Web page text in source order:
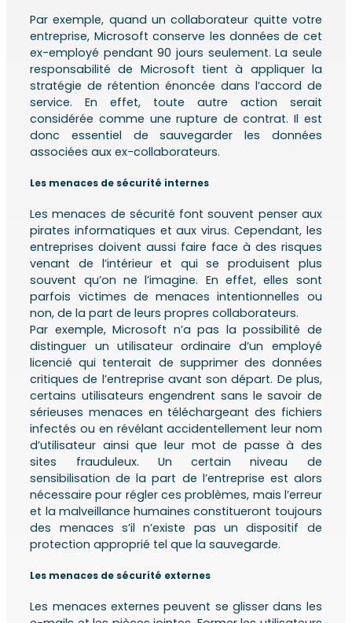
Par exemple, quand un collaborateur quitte votre
entreprise, Microsoft conserve les données de cet
ex-employé pendant 90 jours seulement. La seule
responsabilité de Microsoft tient à appliquer la
stratégie de rétention énoncée dans l’accord de
service. En effet, toute autre action serait
considérée comme une rupture de contrat. Il est
donc essentiel de sauvegarder les données
associées aux ex-collaborateurs.
Les menaces de sécurité internes
Les menaces de sécurité font souvent penser aux
pirates informatiques et aux virus. Cependant, les
entreprises doivent aussi faire face à des risques
venant de l’intérieur et qui se produisent plus
souvent qu’on ne l’imagine. En effet, elles sont
parfois victimes de menaces intentionnelles ou
non, de la part de leurs propres collaborateurs.
Par exemple, Microsoft n’a pas la possibilité de
distinguer un utilisateur ordinaire d’un employé
licencié qui tenterait de supprimer des données
critiques de l’entreprise avant son départ. De plus,
certains utilisateurs engendrent sans le savoir de
sérieuses menaces en téléchargeant des fichiers
infectés ou en révélant accidentellement leur nom
d’utilisateur ainsi que leur mot de passe à des
sites frauduleux. Un certain niveau de
sensibilisation de la part de l’entreprise est alors
nécessaire pour régler ces problèmes, mais l’erreur
et la malveillance humaines constitueront toujours
des menaces s’il n’existe pas un dispositif de
protection approprié tel que la sauvegarde.
Les menaces de sécurité externes
Les menaces externes peuvent se glisser dans les